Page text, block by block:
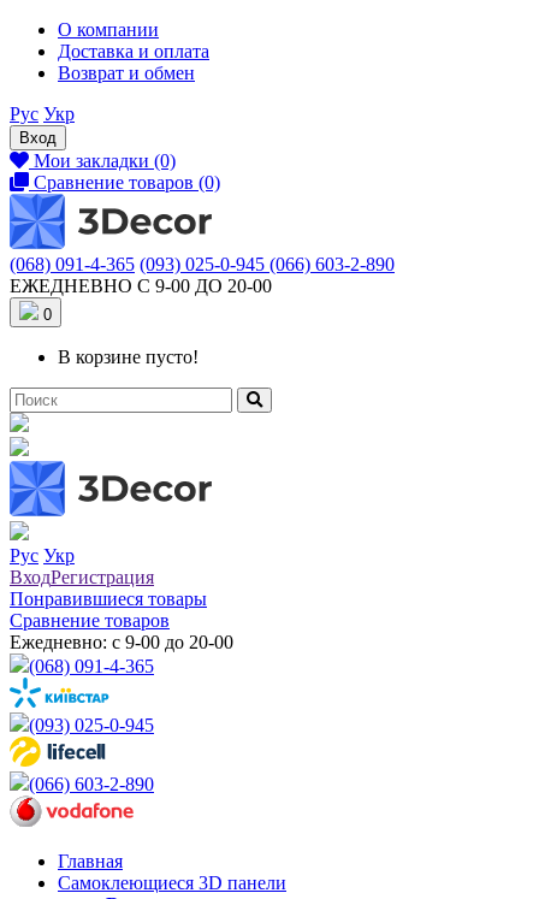
О компании
Доставка и оплата
Возврат и обмен
Рус Укр
Вход
Мои закладки (0)
Сравнение товаров (0)
(068) 091-4-365 (093) 025-0-945 (066) 603-2-890
ЕЖЕДНЕВНО С 9-00 ДО 20-00
0
В корзине пусто!
Рус Укр
ВходРегистрация
Понравившиеся товары
Сравнение товаров
Ежедневно: с 9-00 до 20-00
(068) 091-4-365
(093) 025-0-945
(066) 603-2-890
Главная
Самоклеющиеся 3D панели